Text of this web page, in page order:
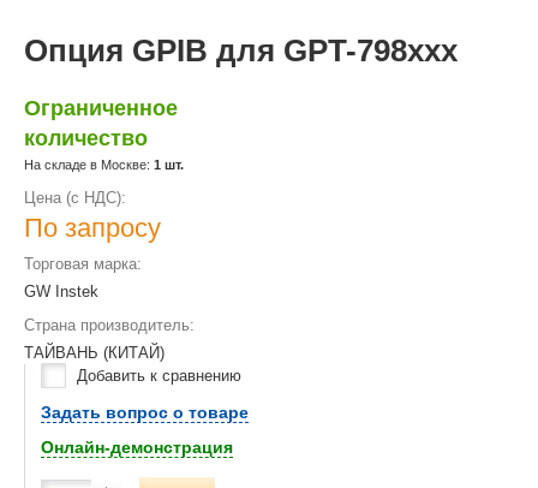
Опция GPIB для GPT-798xxx
Ограниченное
количество
На складе в Москве: 1 шт.
Цена (с НДС):
По запросу
Торговая марка:
GW Instek
Страна производитель:
ТАЙВАНЬ (КИТАЙ)
Добавить к сравнению
Задать вопрос о товаре
Онлайн-демонстрация